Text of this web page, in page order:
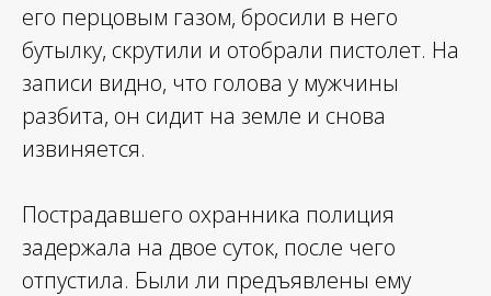
его перцовым газом, бросили в него
бутылку, скрутили и отобрали пистолет. На
записи видно, что голова у мужчины
разбита, он сидит на земле и снова
извиняется.
Пострадавшего охранника полиция
задержала на двое суток, после чего
отпустила. Были ли предъявлены ему